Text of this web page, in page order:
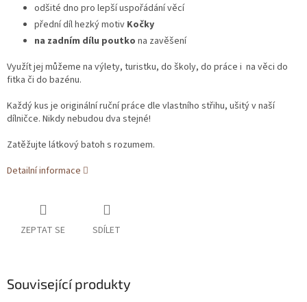
odšité dno pro lepší uspořádání věcí
přední díl hezký motiv Kočky
na zadním dílu poutko na zavěšení
Využít jej můžeme na výlety, turistku, do školy, do práce i na věci do
fitka či do bazénu.
Každý kus je originální ruční práce dle vlastního střihu, ušitý v naší
dílničce. Nikdy nebudou dva stejné!
Zatěžujte látkový batoh s rozumem.
Detailní informace
ZEPTAT SE SDÍLET
Související produkty